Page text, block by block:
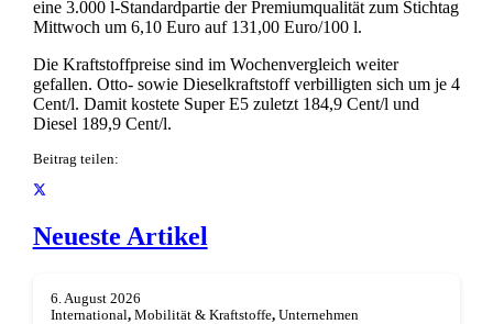
eine 3.000 l-Standardpartie der Premiumqualität zum Stichtag
Mittwoch um 6,10 Euro auf 131,00 Euro/100 l.
Die Kraftstoffpreise sind im Wochenvergleich weiter
gefallen. Otto- sowie Dieselkraftstoff verbilligten sich um je 4
Cent/l. Damit kostete Super E5 zuletzt 184,9 Cent/l und
Diesel 189,9 Cent/l.
Beitrag teilen:
Neueste Artikel
6. August 2026
International, Mobilität & Kraftstoffe, Unternehmen